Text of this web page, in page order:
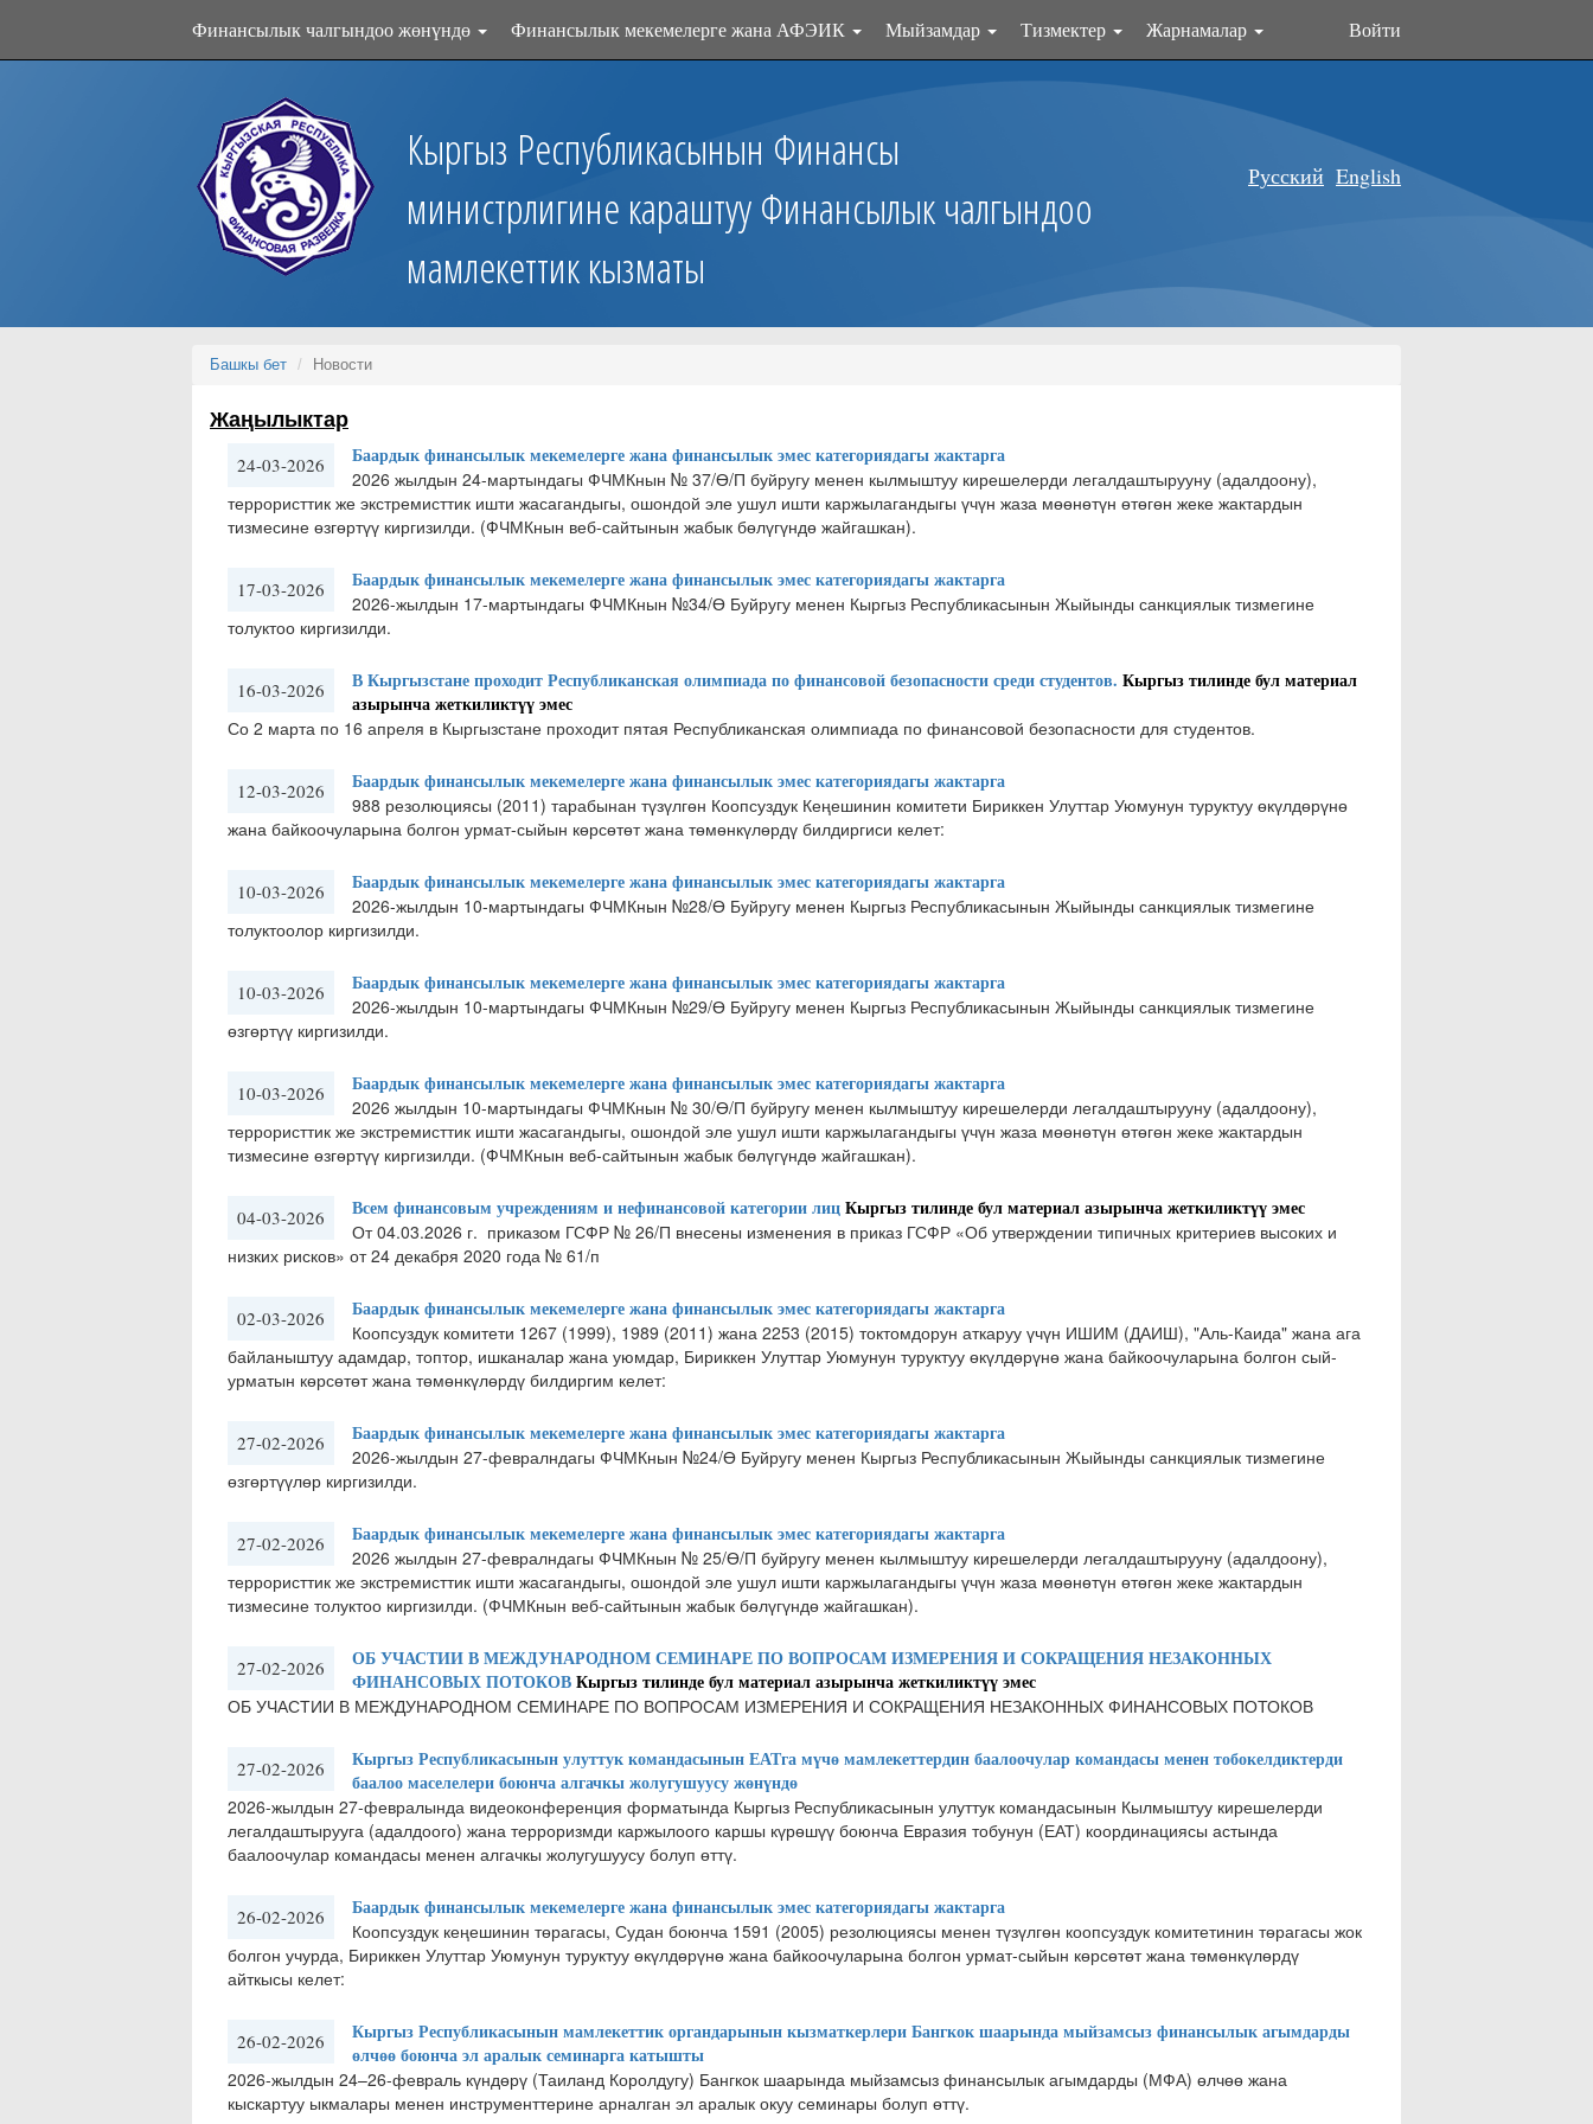
Финансылык чалгындоо жөнүндө Финансылык мекемелерге жана АФЭИК Мыйзамдар Тизмектер Жарнамалар Войти
Кыргыз Республикасынын Финансы
министрлигине караштуу Финансылык чалгындоо
мамлекеттик кызматы
Русский English
Башкы бет Новости
Жаңылыктар
24-03-2026
Баардык финансылык мекемелерге жана финансылык эмес категориядагы жактарга
​2026 жылдын 24-мартындагы ФЧМКнын № 37/Ө/П буйругу менен кылмыштуу кирешелерди легалдаштырууну (адалдоону),
террористтик же экстремисттик ишти жасагандыгы, ошондой эле ушул ишти каржылагандыгы үчүн жаза мөөнөтүн өтөгөн жеке жактардын
тизмесине өзгөртүү киргизилди. (ФЧМКнын веб-сайтынын жабык бөлүгүндө жайгашкан).
17-03-2026 Баардык финансылык мекемелерге жана финансылык эмес категориядагы жактарга
2026-жылдын 17-мартындагы ФЧМКнын №34/Ө Буйругу менен Кыргыз Республикасынын Жыйынды санкциялык тизмегине
толуктоо киргизилди.
16-03-2026 В Кыргызстане проходит Республиканская олимпиада по финансовой безопасности среди студентов. Кыргыз тилинде бул материал
азырынча жеткиликтүү эмес
Со 2 марта по 16 апреля в Кыргызстане проходит пятая Республиканская олимпиада по финансовой безопасности для студентов.
12-03-2026 Баардык финансылык мекемелерге жана финансылык эмес категориядагы жактарга
988 резолюциясы (2011) тарабынан түзүлгөн Коопсуздук Кеңешинин комитети Бириккен Улуттар Уюмунун туруктуу өкүлдөрүнө
жана байкоочуларына болгон урмат-сыйын көрсөтөт жана төмөнкүлөрдү билдиргиси келет:
10-03-2026 Баардык финансылык мекемелерге жана финансылык эмес категориядагы жактарга
2026-жылдын 10-мартындагы ФЧМКнын №28/Ө Буйругу менен Кыргыз Республикасынын Жыйынды санкциялык тизмегине
толуктоолор киргизилди.
10-03-2026 Баардык финансылык мекемелерге жана финансылык эмес категориядагы жактарга
2026-жылдын 10-мартындагы ФЧМКнын №29/Ө Буйругу менен Кыргыз Республикасынын Жыйынды санкциялык тизмегине
өзгөртүү киргизилди.
10-03-2026 Баардык финансылык мекемелерге жана финансылык эмес категориядагы жактарга
​2026 жылдын 10-мартындагы ФЧМКнын № 30/Ө/П буйругу менен кылмыштуу кирешелерди легалдаштырууну (адалдоону),
террористтик же экстремисттик ишти жасагандыгы, ошондой эле ушул ишти каржылагандыгы үчүн жаза мөөнөтүн өтөгөн жеке жактардын
тизмесине өзгөртүү киргизилди. (ФЧМКнын веб-сайтынын жабык бөлүгүндө жайгашкан).
04-03-2026 Всем финансовым учреждениям и нефинансовой категории лицКыргыз тилинде бул материал азырынча жеткиликтүү эмес
От 04.03.2026 г. ​ приказом ГСФР № 26/П внесены изменения в приказ ГСФР «Об утверждении типичных критериев высоких и
низких рисков» от 24 декабря 2020 года № 61/п​
02-03-2026 Баардык финансылык мекемелерге жана финансылык эмес категориядагы жактарга
Коопсуздук комитети 1267 (1999), 1989 (2011) жана 2253 (2015) токтомдорун аткаруу үчүн ИШИМ (ДАИШ), "Аль-Каида" жана ага
байланыштуу адамдар, топтор, ишканалар жана уюмдар, Бириккен Улуттар Уюмунун туруктуу өкүлдөрүнө жана байкоочуларына болгон сый-
урматын көрсөтөт жана төмөнкүлөрдү билдиргим келет:
27-02-2026 Баардык финансылык мекемелерге жана финансылык эмес категориядагы жактарга
2026-жылдын 27-февралндагы ФЧМКнын №24/Ө Буйругу менен Кыргыз Республикасынын Жыйынды санкциялык тизмегине
өзгөртүүлөр киргизилди.
27-02-2026 Баардык финансылык мекемелерге жана финансылык эмес категориядагы жактарга
2026 жылдын 27-февралндагы ФЧМКнын № 25/Ө/П буйругу менен кылмыштуу кирешелерди легалдаштырууну (адалдоону),
террористтик же экстремисттик ишти жасагандыгы, ошондой эле ушул ишти каржылагандыгы үчүн жаза мөөнөтүн өтөгөн жеке жактардын
тизмесине толуктоо киргизилди. (ФЧМКнын веб-сайтынын жабык бөлүгүндө жайгашкан).
27-02-2026
ОБ УЧАСТИИ В МЕЖДУНАРОДНОМ СЕМИНАРЕ ПО ВОПРОСАМ ИЗМЕРЕНИЯ И СОКРАЩЕНИЯ НЕЗАКОННЫХ
ФИНАНСОВЫХ ПОТОКОВКыргыз тилинде бул материал азырынча жеткиликтүү эмес
ОБ УЧАСТИИ В МЕЖДУНАРОДНОМ СЕМИНАРЕ ПО ВОПРОСАМ ИЗМЕРЕНИЯ И СОКРАЩЕНИЯ НЕЗАКОННЫХ ФИНАНСОВЫХ ПОТОКОВ
27-02-2026
Кыргыз Республикасынын улуттук командасынын ЕАТга мүчө мамлекеттердин баалоочулар командасы менен тобокелдиктерди
баалоо маселелери боюнча алгачкы жолугушуусу жөнүндө
2026-жылдын 27-февралында видеоконференция форматында Кыргыз Республикасынын улуттук командасынын Кылмыштуу кирешелерди
легалдаштырууга (адалдоого) жана терроризмди каржылоого каршы күрөшүү боюнча Евразия тобунун (ЕАТ) координациясы астында
баалоочулар командасы менен алгачкы жолугушуусу болуп өттү.
26-02-2026 Баардык финансылык мекемелерге жана финансылык эмес категориядагы жактарга
​Коопсуздук кеңешинин төрагасы, Судан боюнча 1591 (2005) резолюциясы менен түзүлгөн коопсуздук комитетинин төрагасы жок
болгон учурда, Бириккен Улуттар Уюмунун туруктуу өкүлдөрүнө жана байкоочуларына болгон урмат-сыйын көрсөтөт жана төмөнкүлөрдү
айткысы келет:
26-02-2026
Кыргыз Республикасынын мамлекеттик органдарынын кызматкерлери Бангкок шаарында мыйзамсыз финансылык агымдарды
өлчөө боюнча эл аралык семинарга катышты
2026-жылдын 24–26-февраль күндөрү (Таиланд Королдугу) Бангкок шаарында мыйзамсыз финансылык агымдарды (МФА) өлчөө жана
кыскартуу ыкмалары менен инструменттерине арналган эл аралык окуу семинары болуп өттү.